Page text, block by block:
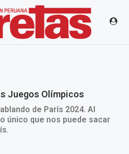
Juegos Olímpicos
de París 2024. Al
único que nos puede sacar